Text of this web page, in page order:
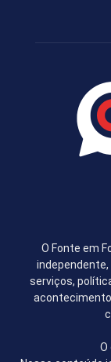
O Fonte em
serviços,
O